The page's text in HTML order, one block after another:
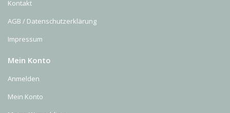
Kontakt
AGB / Datenschutzerklärung
Impressum
Mein Konto
Anmelden
Mein Konto